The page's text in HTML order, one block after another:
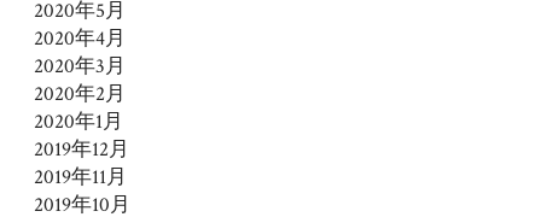
2020年5月
2020年4月
2020年3月
2020年2月
2020年1月
2019年12月
2019年11月
2019年10月